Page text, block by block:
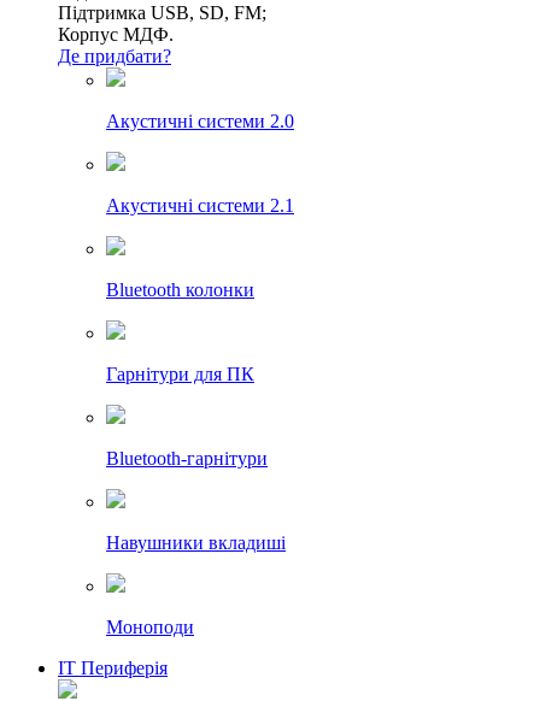
Підтримка USB, SD, FM;
Корпус МДФ.
Де придбати?
Акустичні системи 2.0
Акустичні системи 2.1
Bluetooth колонки
Гарнітури для ПК
Bluetooth-гарнітури
Навушники вкладиші
Моноподи
IT Периферія